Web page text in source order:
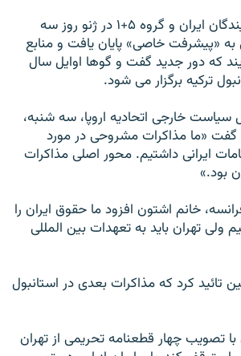
مذاکرات دو روزه نمايندگان ايران و گروه ۵+۱ در ژنو روز سه
«پیشرفت خاصی» پايان يافت و منابع
که دور جديد گفت و گوها اوايل سال
ترکیه برگزار می شود.
سياست خارجی اتحاديه اروپا، سه شنبه،
گفت «ما مذاکرات مشروحی در مورد
ایرانی داشتیم. محور اصلی مذاکرات
بود.»
خانم اشتون افزود ما حقوق ایران را
تهران باید به تعهدات بین المللی
تائید کرد که مذاکرات بعدی در استانبول
تصویب چهار قطعنامه تحریمی از تهران